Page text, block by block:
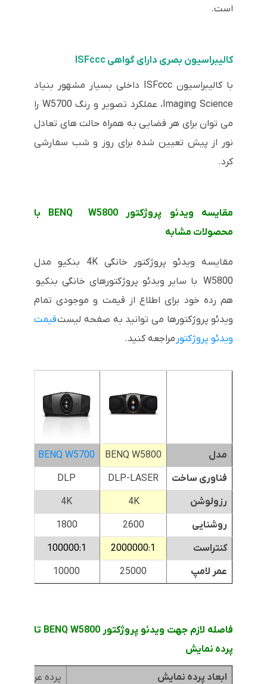
است.
کالیبراسیون بصری دارای گواهی ISFccc
با کالیبراسیون ISFccc داخلی بسیار مشهور بنیاد
Imaging Science، عملکرد تصویر و رنگ W5700 را
می توان برای هر فضایی به همراه حالت های تعادل
نور از پیش تعیین شده برای روز و شب سفارشی
کرد.
مقایسه ویدئو پروژکتور BENQ W5800 با
محصولات مشابه
مقایسه ویدئو پروژکتور خانگی 4K بنکیو مدل
W5800 با سایر ویدئو پروژکتورهای خانگی بنکیو
هم رده خود برای اطلاع از قیمت و موجودی تمام
ویدئو پروژکتورها می توانید به صفحه لیستقیمت
ویدئو پروژکتور مراجعه کنید.
مدل BENQ W5800
BENQ W5700
فناوری ساخت
DLP-LASER
DLP
رزولوشن
4K
4K
روشنایی
2600
1800
کنتراست
2000000:1
100000:1
عمر لامپ
25000
10000
فاصله لازم جهت ویدئو پروژکتور BENQ W5800 تا
پرده نمایش
ابعاد پرده نمایش
پرده عرض 1.8متر